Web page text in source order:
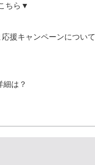
ちら▼
援キャンペーンについて
細は？